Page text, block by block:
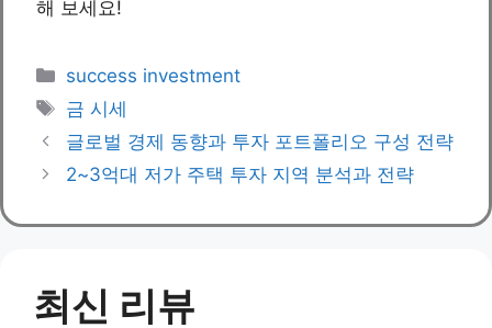
해 보세요!
Categories
success investment
Tags
금 시세
글로벌 경제 동향과 투자 포트폴리오 구성 전략
2~3억대 저가 주택 투자 지역 분석과 전략
최신 리뷰